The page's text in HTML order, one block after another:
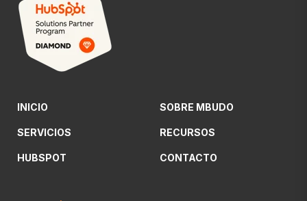
INICIO
SERVICIOS
HUBSPOT
SOBRE MBUDO
RECURSOS
CONTACTO